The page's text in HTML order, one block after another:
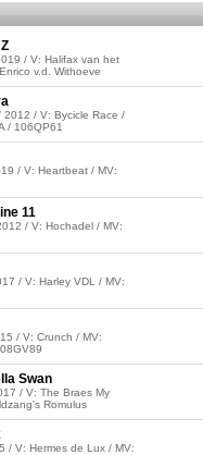
/ V: Halifax van het
v.d. Withoeve
2012 / V: Bycicle Race /
/ 106QP61
/ V: Heartbeat / MV:
11
/ V: Hochadel / MV:
/ V: Harley VDL / MV:
/ V: Crunch / MV:
Swan
/ V: The Braes My
Romulus
/ V: Hermes de Lux / MV: